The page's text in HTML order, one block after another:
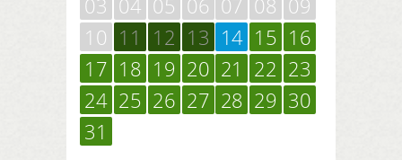
10 11 12 13 14 15 16
17 18 19 20 21 22 23
24 25 26 27 28 29 30
31